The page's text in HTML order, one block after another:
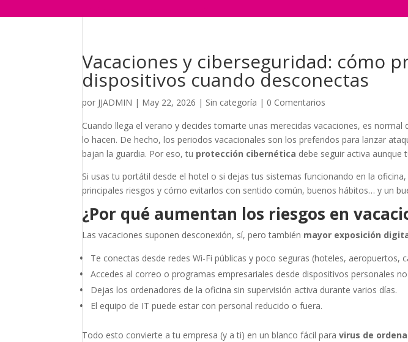
Vacaciones y ciberseguridad: cómo
dispositivos cuando desconectas
por JJADMIN | May 22, 2026 | Sin categoría | 0 Comentarios
Cuando llega el verano y decides tomarte unas merecidas vacaciones, es
lo hacen. De hecho, los periodos vacacionales son los preferidos para lanzar
bajan la guardia. Por eso, tu protección cibernética debe seguir activa aunque
Si usas tu portátil desde el hotel o si dejas tus sistemas funcionando en la
principales riesgos y cómo evitarlos con sentido común, buenos hábitos… y un
¿Por qué aumentan los riesgos en
Las vacaciones suponen desconexión, sí, pero también mayor exposición
Te conectas desde redes Wi-Fi públicas y poco seguras (hoteles, aeropuertos,
Accedes al correo o programas empresariales desde dispositivos personales
Dejas los ordenadores de la oficina sin supervisión activa durante varios días.
El equipo de IT puede estar con personal reducido o fuera.
Todo esto convierte a tu empresa (y a ti) en un blanco fácil paravirus de